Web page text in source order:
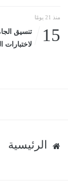
منذ 21 يومًا
15
لاختبارات
الرئيسية